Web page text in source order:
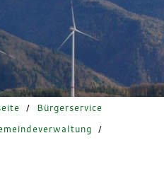
/
Bürgerservice
/